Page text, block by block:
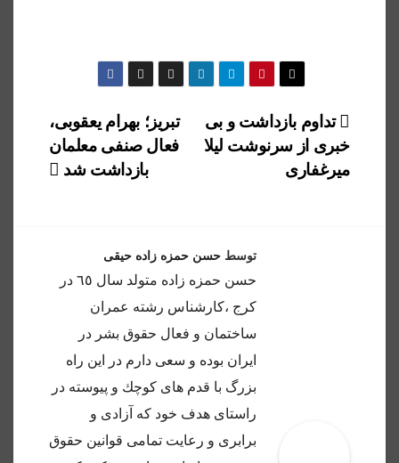
راهبری
نوشته
تبریز؛ ‏بهرام یعقوبی،
فعال صنفی معلمان
بازداشت شد
تداوم بازداشت و بی
خبری از سرنوشت لیلا
میرغفاری
توسط حسن حمزه زاده حیقی
حسن حمزه زاده متولد سال ٦٥ در
كرج ،كارشناس رشته عمران
ساختمان و فعال حقوق بشر در
ايران بوده و سعى دارم در اين راه
بزرگ با قدم هاى كوچك و پيوسته در
راستاى هدف خود كه آزادى و
برابرى و رعايت تمامى قوانين حقوق